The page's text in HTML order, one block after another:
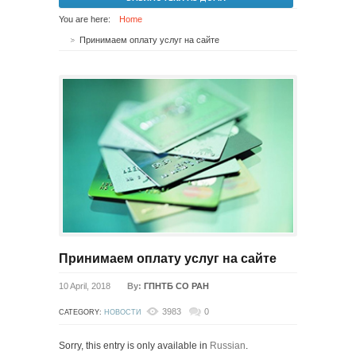
You are here: Home
Принимаем оплату услуг на сайте
Принимаем оплату услуг на сайте
10 April, 2018 By: ГПНТБ СО РАН
CATEGORY: НОВОСТИ 3983 0
Sorry, this entry is only available in Russian